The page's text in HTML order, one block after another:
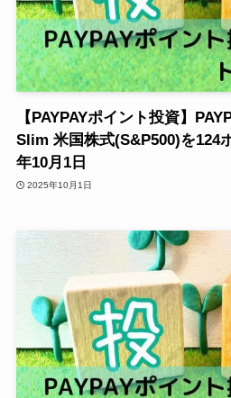
【PAYPAYポイント投資】
Slim 米国株式(S&P500)を124
年10月1日
2025年10月1日